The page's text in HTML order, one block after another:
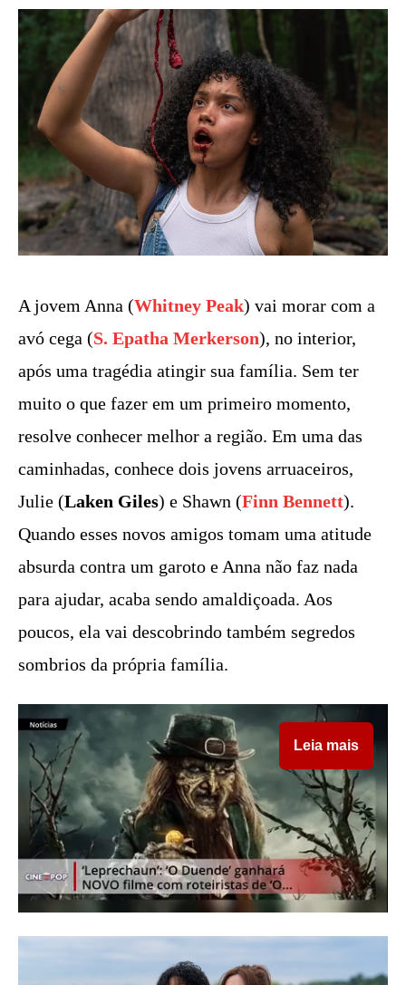
A jovem Anna (Whitney Peak) vai morar com a
avó cega (S. Epatha Merkerson), no interior,
após uma tragédia atingir sua família. Sem ter
muito o que fazer em um primeiro momento,
resolve conhecer melhor a região. Em uma das
caminhadas, conhece dois jovens arruaceiros,
Julie (Laken Giles) e Shawn (Finn Bennett).
Quando esses novos amigos tomam uma atitude
absurda contra um garoto e Anna não faz nada
para ajudar, acaba sendo amaldiçoada. Aos
poucos, ela vai descobrindo também segredos
sombrios da própria família.
Leia mais